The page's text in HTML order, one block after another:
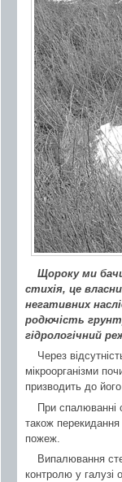
Щороку ми
стихія, це
негативних
родючість
гідрологічний
Через
мікроорганізми
призводить до
При спалюванні
також перекидання
пожеж.
Випалювання
контролю у галузі